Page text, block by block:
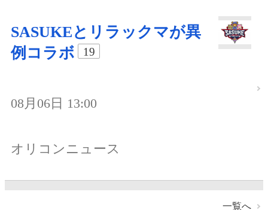
SASUKEとリラックマが異
例コラボ
19
08月06日 13:00
オリコンニュース
一覧へ